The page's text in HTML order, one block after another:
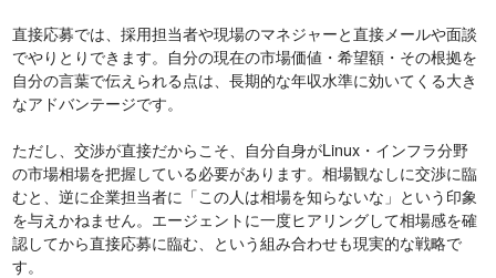
直接応募では、採用担当者や現場のマネジャーと直接メールや面談
でやりとりできます。自分の現在の市場価値・希望額・その根拠を
自分の言葉で伝えられる点は、長期的な年収水準に効いてくる大き
なアドバンテージです。
ただし、交渉が直接だからこそ、自分自身がLinux・インフラ分野
の市場相場を把握している必要があります。相場観なしに交渉に臨
むと、逆に企業担当者に「この人は相場を知らないな」という印象
を与えかねません。エージェントに一度ヒアリングして相場感を確
認してから直接応募に臨む、という組み合わせも現実的な戦略で
す。